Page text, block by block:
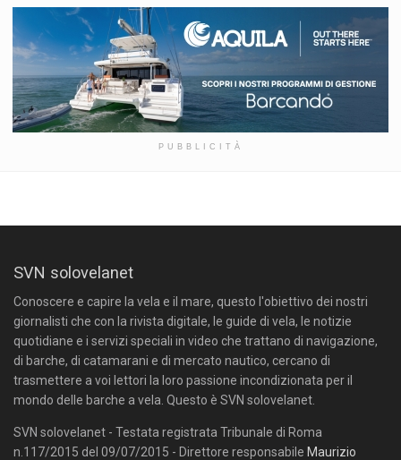
PUBBLICITÀ
SVN solovelanet
Conoscere e capire la vela e il mare, questo l'obiettivo dei nostri
giornalisti che con la rivista digitale, le guide di vela, le notizie
quotidiane e i servizi speciali in video che trattano di navigazione,
di barche, di catamarani e di mercato nautico, cercano di
trasmettere a voi lettori la loro passione incondizionata per il
mondo delle barche a vela. Questo è SVN solovelanet.
SVN solovelanet - Testata registrata Tribunale di Roma
n.117/2015 del 09/07/2015 - Direttore responsabile Maurizio